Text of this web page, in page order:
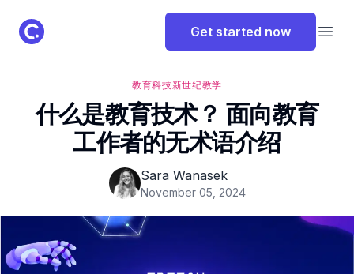
ClassPoint Logo Get started now
教育科技新世纪教学
什么是教育技术？ 面向教育
工作者的无术语介绍
Sara Wanasek
November 05, 2024